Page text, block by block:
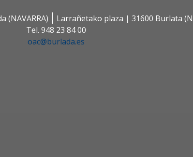
(NAVARRA)
Larrañetako plaza | 31600 Burlata
Tel. 948 23 84 00
oac@burlada.es